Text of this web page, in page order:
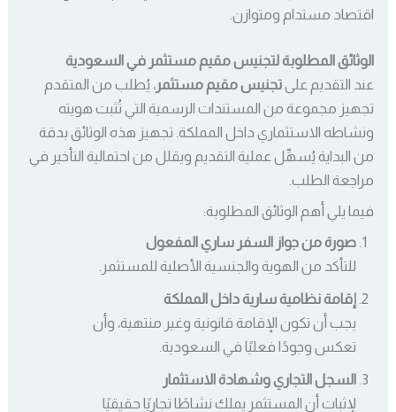
اقتصاد مستدام ومتوازن.
الوثائق المطلوبة لتجنيس مقيم مستثمر في السعودية
عند التقديم علىتجنيس مقيم مستثمر، يُطلب من المتقدم
تجهيز مجموعة من المستندات الرسمية التي تُثبت هويته
ونشاطه الاستثماري داخل المملكة. تجهيز هذه الوثائق بدقة
من البداية يُسهِّل عملية التقديم ويقلل من احتمالية التأخير في
مراجعة الطلب.
فيما يلي أهم الوثائق المطلوبة:
صورة من جواز السفر ساري المفعول
للتأكد من الهوية والجنسية الأصلية للمستثمر.
إقامة نظامية سارية داخل المملكة
يجب أن تكون الإقامة قانونية وغير منتهية، وأن
تعكس وجودًا فعليًا في السعودية.
السجل التجاري وشهادة الاستثمار
لإثبات أن المستثمر يملك نشاطًا تجاريًا حقيقيًا